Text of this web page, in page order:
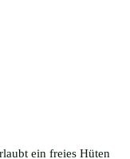
ein freies Hüten